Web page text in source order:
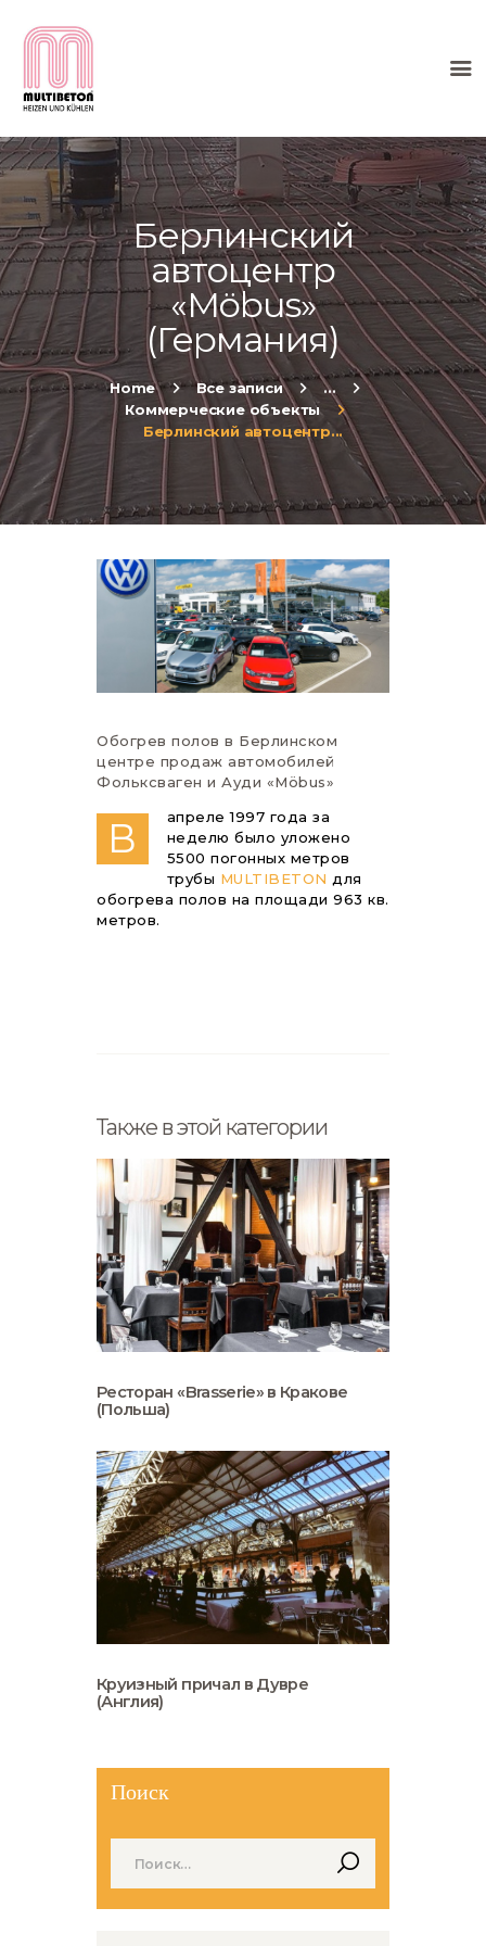
Берлинский
автоцентр
«Möbus»
(Германия)
Home Все записи
...
Коммерческие объекты
Берлинский автоцентр...
HOME
О КОМПАНИИ
ТЕПЛЫЙ ПОЛ
МОНТАЖ
ИНФОРМАЦИЯ
Обогрев полов в Берлинском
центре продаж автомобилей
Фольксваген и Ауди «Möbus»
В
апреле 1997 года за
неделю было уложено
5500 погонных метров
трубы MULTIBETON для
обогрева полов на площади 963 кв.
метров.
Также в этой категории
Ресторан «Brasserie» в Кракове
(Польша)
Круизный причал в Дувре
(Англия)
Поиск